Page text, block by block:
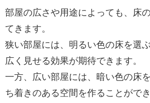
部屋の広さや用途によっても、床
てきます。
狭い部屋には、明るい色の床を選
広く見せる効果が期待できます。
一方、広い部屋には、暗い色の床
ち着きのある空間を作ることができ